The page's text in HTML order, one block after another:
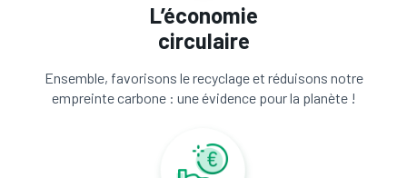
L’économie
circulaire
Ensemble, favorisons le recyclage et réduisons notre
empreinte carbone : une évidence pour la planète !